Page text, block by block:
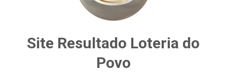
Site Resultado Loteria do
Povo